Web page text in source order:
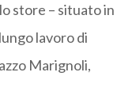
store – situato in
lavoro di
Marignoli,